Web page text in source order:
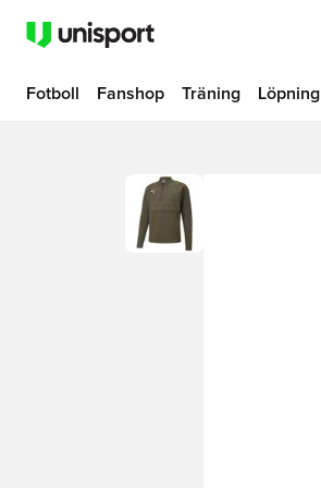
Fotboll Fanshop Träning Löpning